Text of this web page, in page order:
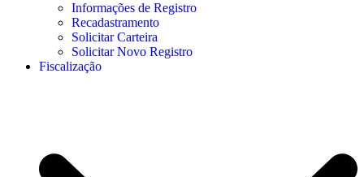
Informações de Registro
Recadastramento
Solicitar Carteira
Solicitar Novo Registro
Fiscalização